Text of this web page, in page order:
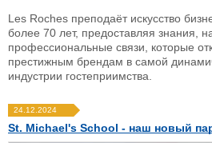
Les Roches преподаёт искусство
более 70 лет, предоставляя знания,
профессиональные связи, которые
престижным брендам в самой
индустрии гостеприимства.
24.12.2024
St. Michael's School - наш новый